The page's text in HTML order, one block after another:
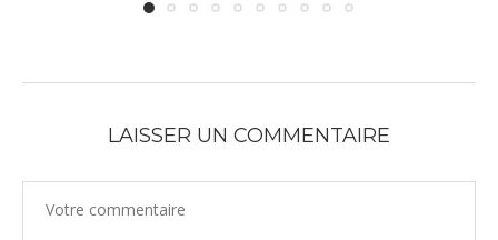
LAISSER UN COMMENTAIRE